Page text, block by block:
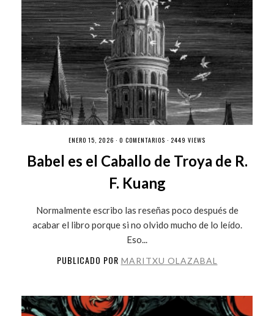
ENERO 15, 2026 · 0 COMENTARIOS · 2449 VIEWS
Babel es el Caballo de Troya de R.
F. Kuang
Normalmente escribo las reseñas poco después de
acabar el libro porque si no olvido mucho de lo leído.
Eso...
PUBLICADO POR MARITXU OLAZABAL